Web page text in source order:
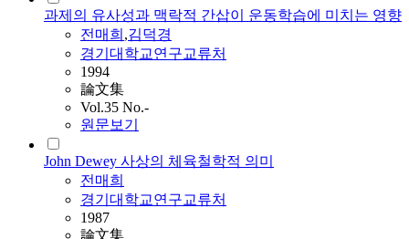
과제의 유사성과 맥락적 간삽이 운동학습에 미치는 영향
전매희 ,김덕경
경기대학교연구교류처
1994
論文集
Vol.35 No.-
원문보기
John Dewey 사상의 체육철학적 의미
전매희
경기대학교연구교류처
1987
論文集